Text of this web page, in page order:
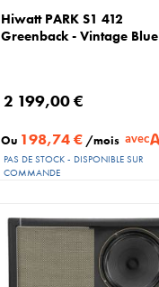
Hiwatt PARK S1 412
Greenback - Vintage Blue
2 199,00 €
Ou 198,74 € /mois avec
PAS DE STOCK - DISPONIBLE SUR
COMMANDE